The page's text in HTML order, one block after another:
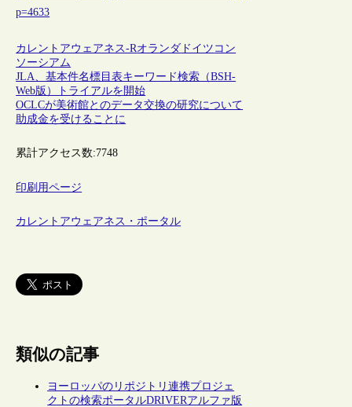
p=4633
カレントアウェアネス-Rオランダ ドイツ コン
ソーシアム
JLA、基本件名標目表キーワード検索（BSH-
Web版）トライアルを開始
OCLCが美術館とのデータ交換の研究について
助成金を受けることに
累計アクセス数:7748
印刷用ページ
カレントアウェアネス・ポータル
類似の記事
ヨーロッパのリポジトリ連携プロジェ
クトの検索ポータルDRIVERアルファ版